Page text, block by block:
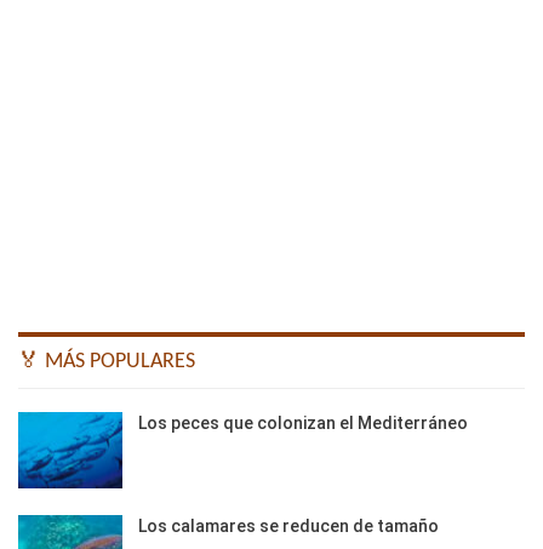
🏅 MÁS POPULARES
Los peces que colonizan el Mediterráneo
Los calamares se reducen de tamaño